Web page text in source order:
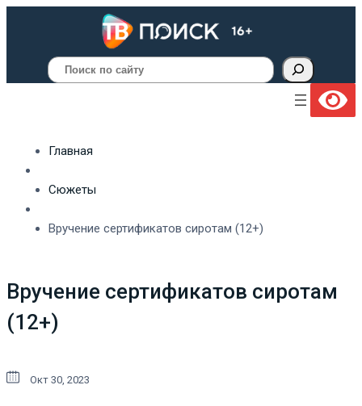
Поиск
Главная
Сюжеты
Вручение сертификатов сиротам (12+)
Вручение сертификатов сиротам
(12+)
Окт 30, 2023